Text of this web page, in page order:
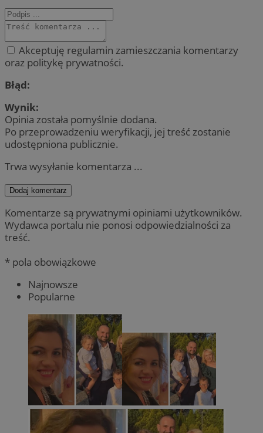
Akceptuję regulamin zamieszczania komentarzy
oraz politykę prywatności.
Błąd:
Wynik:
Opinia została pomyślnie dodana.
Po przeprowadzeniu weryfikacji, jej treść zostanie
udostępniona publicznie.
Trwa wysyłanie komentarza ...
Dodaj komentarz
Komentarze są prywatnymi opiniami użytkowników.
Wydawca portalu nie ponosi odpowiedzialności za
treść.
* pola obowiązkowe
Najnowsze
Popularne